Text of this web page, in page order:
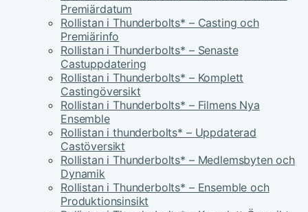
Premiärdatum
Rollistan i Thunderbolts* – Casting och
Premiärinfo
Rollistan i Thunderbolts* – Senaste
Castuppdatering
Rollistan i Thunderbolts* – Komplett
Castingöversikt
Rollistan i Thunderbolts* – Filmens Nya
Ensemble
Rollistan i thunderbolts* – Uppdaterad
Castöversikt
Rollistan i Thunderbolts* – Medlemsbyten och
Dynamik
Rollistan i Thunderbolts* – Ensemble och
Produktionsinsikt